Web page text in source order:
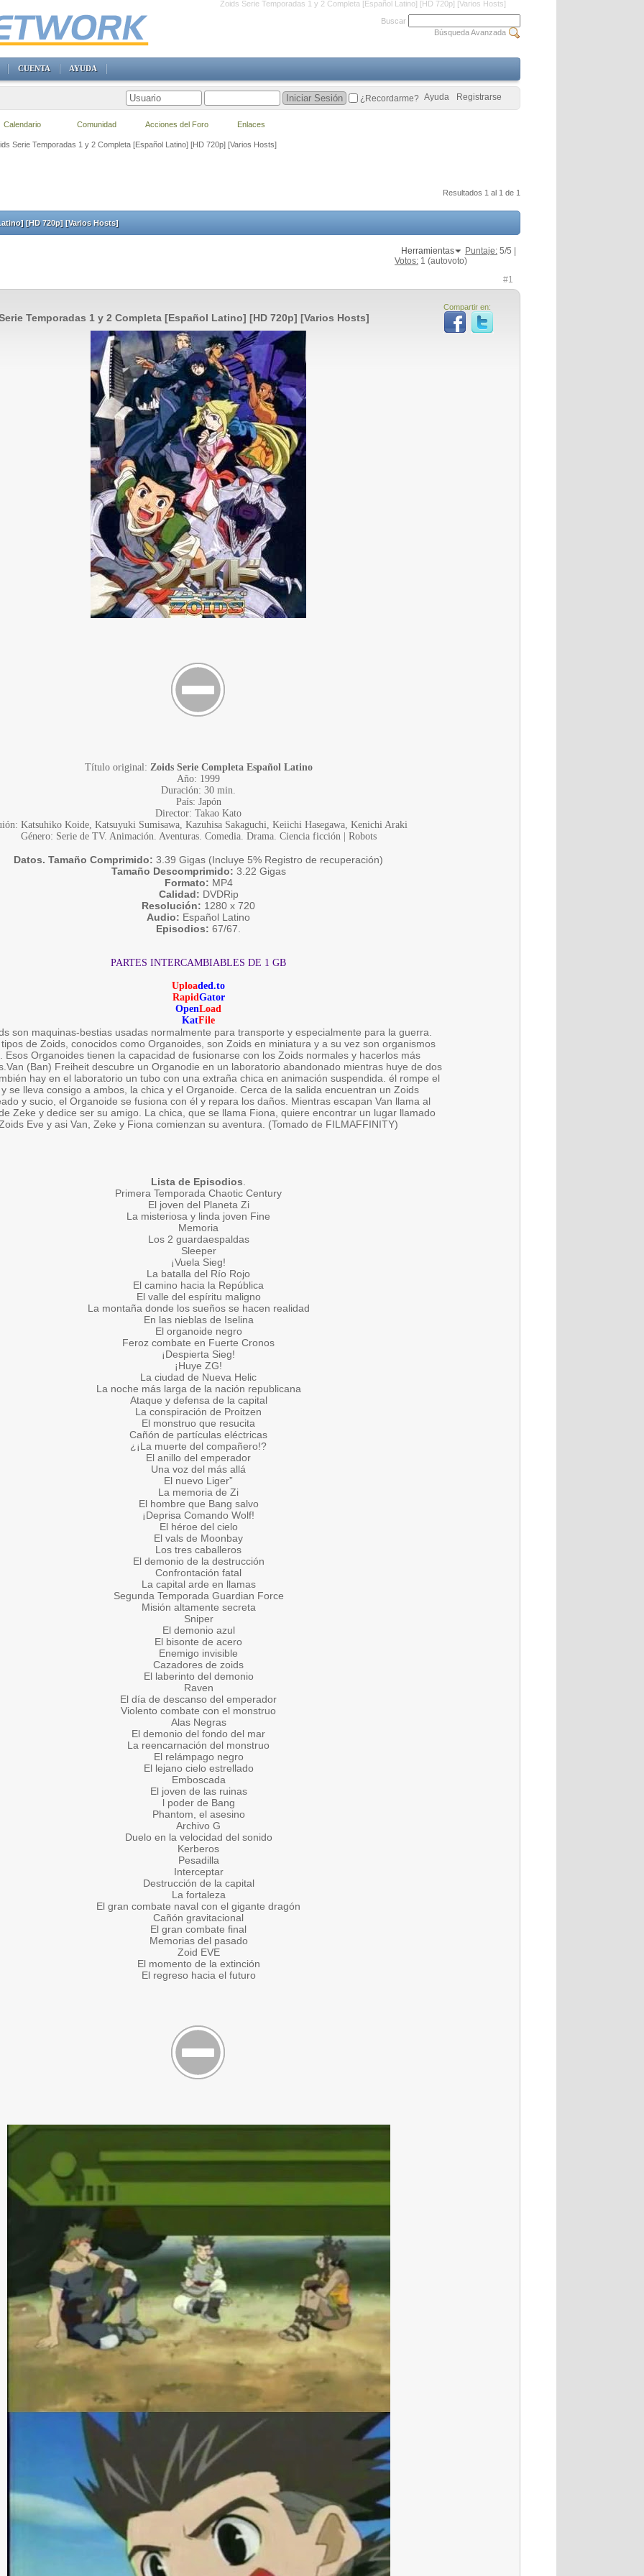
Zoids Serie Temporadas 1 y 2 Completa [Español Latino] [HD 720p] [Varios Hosts]
Serie Temporadas 1 y 2 Completa [Español Latino] [HD 720p] [Varios Hosts]
Resultados 1 al 1 de 1
[HD 720p] [Varios Hosts]
Herramientas Puntaje: 5/5 |
Votos: 1 (autovoto)
#1
Compartir en:
Temporadas 1 y 2 Completa [Español Latino] [HD 720p] [Varios Hosts]
Título original: Zoids Serie Completa Español Latino
Año: 1999
Duración: 30 min.
País: Japón
Director: Takao Kato
Katsuhiko Koide, Katsuyuki Sumisawa, Kazuhisa Sakaguchi, Keiichi Hasegawa, Kenichi Araki
Género: Serie de TV. Animación. Aventuras. Comedia. Drama. Ciencia ficción | Robots
Datos. Tamaño Comprimido: 3.39 Gigas (Incluye 5% Registro de recuperación)
Tamaño Descomprimido: 3.22 Gigas
Formato: MP4
Calidad: DVDRip
Resolución: 1280 x 720
Audio: Español Latino
Episodios: 67/67.
PARTES INTERCAMBIABLES DE 1 GB
Uploaded.to
RapidGator
OpenLoad
KatFile
son maquinas-bestias usadas normalmente para transporte y especialmente para la guerra.
de Zoids, conocidos como Organoides, son Zoids en miniatura y a su vez son organismos
Esos Organoides tienen la capacidad de fusionarse con los Zoids normales y hacerlos más
(Ban) Freiheit descubre un Organodie en un laboratorio abandonado mientras huye de dos
hay en el laboratorio un tubo con una extraña chica en animación suspendida. él rompe el
se lleva consigo a ambos, la chica y el Organoide. Cerca de la salida encuentran un Zoids
y sucio, el Organoide se fusiona con él y repara los daños. Mientras escapan Van llama al
Zeke y dedice ser su amigo. La chica, que se llama Fiona, quiere encontrar un lugar llamado
Eve y asi Van, Zeke y Fiona comienzan su aventura. (Tomado de FILMAFFINITY)
Lista de Episodios
Primera Temporada Chaotic Century
El joven del Planeta Zi
La misteriosa y linda joven Fine
Memoria
Los 2 guardaespaldas
Sleeper
¡Vuela Sieg!
La batalla del Río Rojo
El camino hacia la República
El valle del espíritu maligno
La montaña donde los sueños se hacen realidad
En las nieblas de Iselina
El organoide negro
Feroz combate en Fuerte Cronos
¡Despierta Sieg!
¡Huye ZG!
La ciudad de Nueva Helic
La noche más larga de la nación republicana
Ataque y defensa de la capital
La conspiración de Proitzen
El monstruo que resucita
Cañón de partículas eléctricas
¿¡La muerte del compañero!?
El anillo del emperador
Una voz del más allá
El nuevo Liger”
La memoria de Zi
El hombre que Bang salvo
¡Deprisa Comando Wolf!
El héroe del cielo
El vals de Moonbay
Los tres caballeros
El demonio de la destrucción
Confrontación fatal
La capital arde en llamas
Segunda Temporada Guardian Force
Misión altamente secreta
Sniper
El demonio azul
El bisonte de acero
Enemigo invisible
Cazadores de zoids
El laberinto del demonio
Raven
El día de descanso del emperador
Violento combate con el monstruo
Alas Negras
El demonio del fondo del mar
La reencarnación del monstruo
El relámpago negro
El lejano cielo estrellado
Emboscada
El joven de las ruinas
l poder de Bang
Phantom, el asesino
Archivo G
Duelo en la velocidad del sonido
Kerberos
Pesadilla
Interceptar
Destrucción de la capital
La fortaleza
El gran combate naval con el gigante dragón
Cañón gravitacional
El gran combate final
Memorias del pasado
Zoid EVE
El momento de la extinción
El regreso hacia el futuro
Buscar
Búsqueda Avanzada
CUENTA AYUDA
Registrarse
Ayuda
¿Recordarme?
Calendario Comunidad Acciones del Foro Enlaces